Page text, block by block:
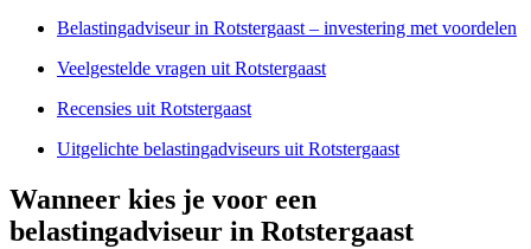
Belastingadviseur in Rotstergaast – investering met voordelen
Veelgestelde vragen uit Rotstergaast
Recensies uit Rotstergaast
Uitgelichte belastingadviseurs uit Rotstergaast
Wanneer kies je voor een
belastingadviseur in Rotstergaast